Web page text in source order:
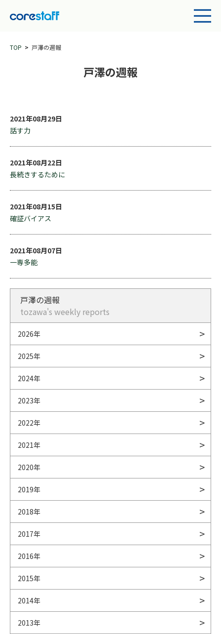
TOP 戸澤の週報
戸澤の週報
2021年08月29日
話す力
2021年08月22日
長続きするために
2021年08月15日
確証バイアス
2021年08月07日
一専多能
戸澤の週報
tozawa's weekly reports
2026年
2025年
2024年
2023年
2022年
2021年
2020年
2019年
2018年
2017年
2016年
2015年
2014年
2013年